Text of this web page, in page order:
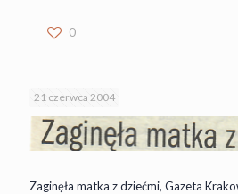
0
21 czerwca 2004
Zaginęła matka z dziećmi, Gazeta